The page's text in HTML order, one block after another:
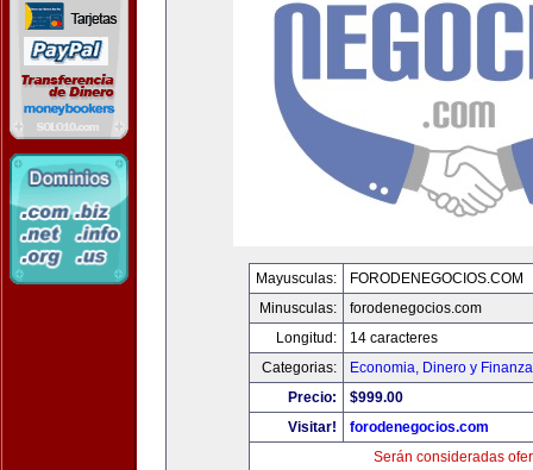
Mayusculas:
FORODENEGOCIOS.COM
Minusculas:
forodenegocios.com
Longitud:
14 caracteres
Categorias:
Economia, Dinero y
Precio:
$999.00
Visitar!
forodenegocios.com
Serán consideradas